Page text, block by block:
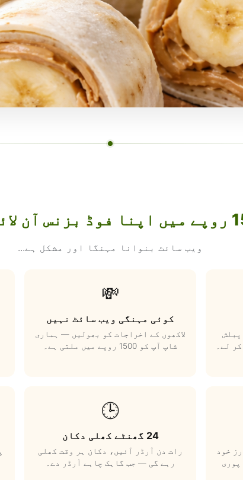
ویب سائٹ بنوانا مہنگا اور مشکل ہے...
لے۔
💸
کوئی مہنگی ویب سائٹ نہیں
لاکھوں کے اخراجات کو بھولیں — ہماری
شاپ آپ کو 1500 روپے میں ملتی ہے۔
خود
🕒
24 گھنٹے کھلی دکان
رات دن آرڈر آئیں، دکان ہر وقت کھلی
رہے گی — جب گاہک چاہے آرڈر دے۔